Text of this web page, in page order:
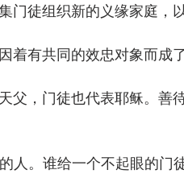
门徒组织新的义缘家庭，
着有共同的效忠对象而成
父，门徒也代表耶稣。善
人。谁给一个不起眼的门